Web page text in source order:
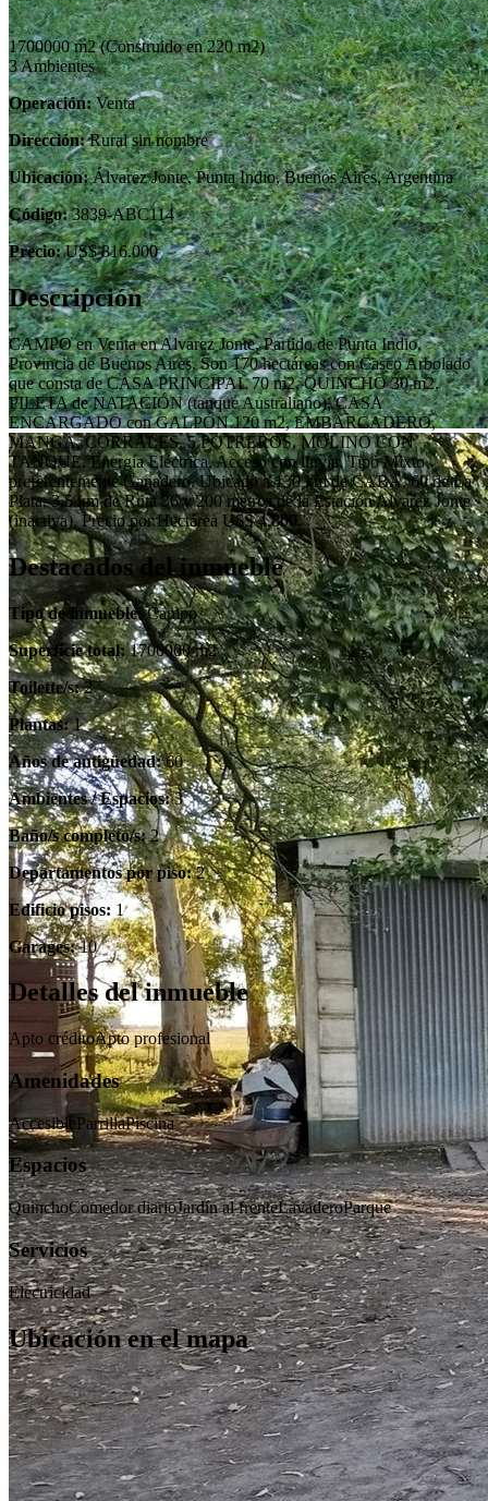
1700000 m2(Construido en 220 m2)
3 Ambientes
Operación:Venta
Dirección:Rural sin nombre
Ubicación:Álvarez Jonte, Punta Indio, Buenos Aires, Argentina
Código:3839-ABC114
Precio:US$ 816.000
Descripción
CAMPO en Venta en Alvarez Jonte, Partido de Punta Indio,
Provincia de Buenos Aires. Son 170 hectáreas con Casco Arbolado
que consta de CASA PRINCIPAL 70 m2, QUINCHO 30 m2,
PILETA de NATACIÓN (tanque Australiano), CASA
ENCARGADO con GALPÓN 120 m2, EMBARCADERO,
MANGA, CORRALES, 5 POTREROS, MOLINO CON
TANQUE. Energía Eléctrica, Acceso con lluvia. Tipo Mixto
preferentemente Ganadero. Ubicado a 130 km de CABA, 60 de La
Plata, 3,5 km de Ruta 36 y 200 metros de la Estación Alvarez Jonte
(inactiva). Precio por Hectárea U$S 4.800.
Destacados del inmueble
Tipo de inmueble:Campo
Superficie total:1700000 m2
Toilette/s:2
Plantas:1
Años de antigüedad:60
Ambientes / Espacios:3
Baño/s completo/s:2
Departamentos por piso:2
Edificio pisos: 1
Garages:10
Detalles del inmueble
Apto créditoApto profesional
Amenidades
AccesibleParrillaPiscina
Espacios
QuinchoComedor diarioJardín al frenteLavaderoParque
Servicios
Electricidad
Ubicación en el mapa